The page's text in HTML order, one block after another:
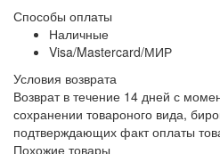
Способы оплаты
Наличные
Visa/Mastercard/МИР
Условия возврата
Возврат в течение 14 дней с
сохранении товароного вида,
подтверждающих факт оплаты
Похожие товары